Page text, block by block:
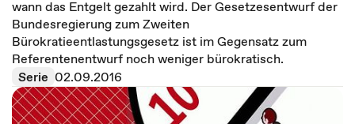
wann das Entgelt gezahlt wird. Der Gesetzesentwurf der
Bundesregierung zum Zweiten
Bürokratieentlastungsgesetz ist im Gegensatz zum
Referentenentwurf noch weniger bürokratisch.
Serie 02.09.2016